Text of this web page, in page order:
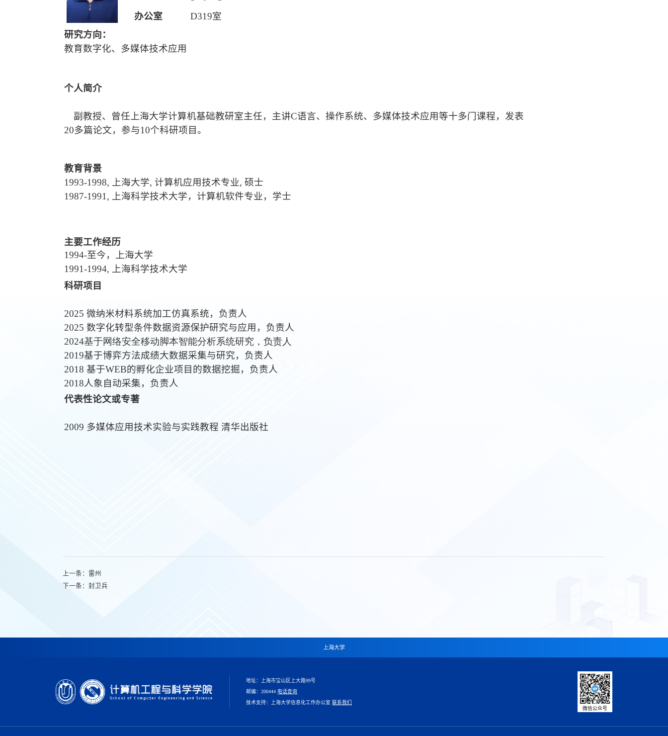
办公室
D319室
研究方向：
教育数字化、多媒体技术应用
个人简介
副教授、曾任上海大学计算机基础教研室主任，主讲C语言、操作系统、多媒体技术应用等十多门课程，发表
20多篇论文，参与10个科研项目。
教育背景
1993-1998, 上海大学, 计算机应用技术专业, 硕士
1987-1991, 上海科学技术大学，计算机软件专业，学士
主要工作经历
1994-至今，上海大学
1991-1994, 上海科学技术大学
科研项目
2025 微纳米材料系统加工仿真系统，负责人
2025 数字化转型条件数据资源保护研究与应用，负责人
2024基于网络安全移动脚本智能分析系统研究，负责人
2019基于博弈方法成绩大数据采集与研究，负责人
2018 基于WEB的孵化企业项目的数据挖掘，负责人
2018人象自动采集，负责人
代表性论文或专著
2009 多媒体应用技术实验与实践教程 清华出版社
上一条： 雷州
下一条： 封卫兵
上海大学
地址：上海市宝山区上大路99号
邮编：200444 电话查询
技术支持：上海大学信息化工作办公室联系我们
微信公众号